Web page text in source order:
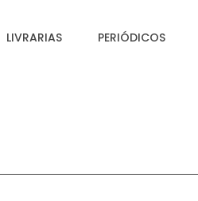
LIVRARIAS PERIÓDICOS